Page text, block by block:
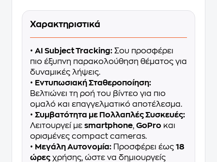
Χαρακτηριστικά
• AI Subject Tracking: Σου προσφέρει
πιο έξυπνη παρακολούθηση θέματος για
δυναμικές λήψεις.
• Εντυπωσιακή Σταθεροποίηση:
Βελτιώνει τη ροή του βίντεο για πιο
ομαλό και επαγγελματικό αποτέλεσμα.
• Συμβατότητα με Πολλαπλές Συσκευές:
Λειτουργεί με smartphone, GoPro και
ορισμένες compact cameras.
• Μεγάλη Αυτονομία: Προσφέρει έως 18
ώρες χρήσης, ώστε να δημιουργείς